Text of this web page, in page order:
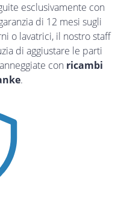
esclusivamente con
di 12 mesi sugli
o lavatrici, il nostro staff
di aggiustare le parti
con ricambi
.